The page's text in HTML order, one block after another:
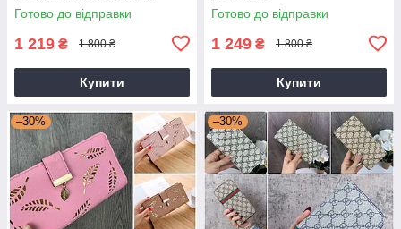
Готово до відправки
1 219 ₴ 1 800 ₴
Купити
Готово до відправки
1 249 ₴ 1 800 ₴
Купити
–30% –30%